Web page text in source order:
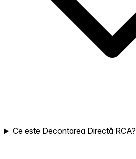
Ce este Decontarea Directă RCA?